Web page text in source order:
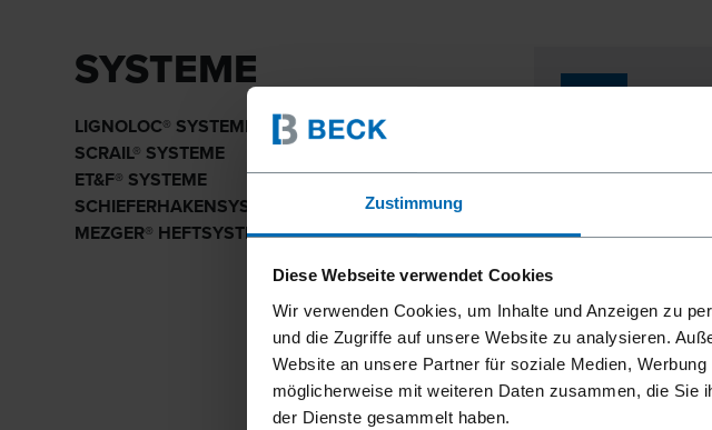
Zustimmung
Diese Webseite verwendet Cookies
Wir verwenden Cookies, um Inhalte und Anzeigen zu
und die Zugriffe auf unsere Website zu analysieren.
Website an unsere Partner für soziale Medien,
möglicherweise mit weiteren Daten zusammen, die Sie
der Dienste gesammelt haben.
SYSTEME
LIGNOLOC® SYSTEME
SCRAIL® SYSTEME
ET&F® SYSTEME
SCHIEFER­HAKEN­SYSTEM
MEZGER® HEFT­SYSTEME
NEU